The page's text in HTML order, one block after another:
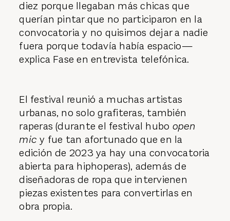
diez porque llegaban más chicas que
querían pintar que no participaron en la
convocatoria y no quisimos dejar a nadie
fuera porque todavía había espacio—
explica Fase en entrevista telefónica.
El festival reunió a muchas artistas
urbanas, no solo grafiteras, también
raperas (durante el festival hubo open
mic y fue tan afortunado que en la
edición de 2023 ya hay una convocatoria
abierta para hiphoperas), además de
diseñadoras de ropa que intervienen
piezas existentes para convertirlas en
obra propia.